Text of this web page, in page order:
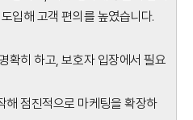
입해 고객 편의를 높였습니다.
확히 하고, 보호자 입장에서 필요
해 점진적으로 마케팅을 확장하